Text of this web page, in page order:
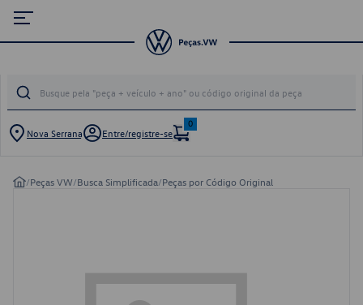
Nova Serrana Entre/registre-se
0
/Peças VW/Busca Simplificada/Peças por Código Original